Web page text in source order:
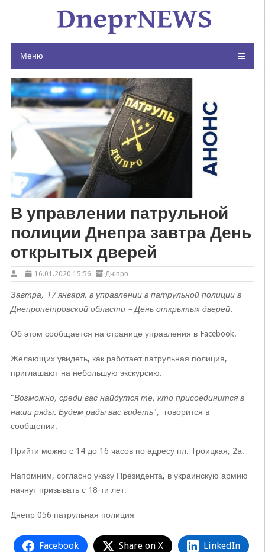
Меню
В управлении патрульной
полиции Днепра завтра День
открытых дверей
16.01.2020 15:56 Дніпро
Завтра, 17 января, в управлении в патрульной полиции в
Днепропетровской области – День открытых дверей.
Об этом сообщается на странице управления в Facebook.
Желающих увидеть, как работает патрульная полиция,
приглашают на небольшую экскурсию.
"Возможно, среди вас найдутся те, кто присоединится в
наши ряды. Будем рады вас видеть", -говорится в
сообщении.
Прийти можно с 14 до 16 часов по адресу пл. Троицкая, 2а.
Напомним, согласно указу Президента, в украинскую армию
начнут призывать с 18-ти лет.
Днепр 056 патрульная полиция
Facebook Share on X LinkedIn